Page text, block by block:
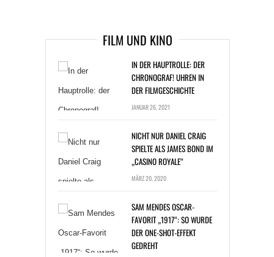
FILM UND KINO
IN DER HAUPTROLLE: DER
CHRONOGRAF! UHREN IN
DER FILMGESCHICHTE
JANUAR 26, 2021
NICHT NUR DANIEL CRAIG
SPIELTE ALS JAMES BOND IM
„CASINO ROYALE“
MÄRZ 20, 2020
SAM MENDES OSCAR-
FAVORIT „1917“: SO WURDE
DER ONE-SHOT-EFFEKT
GEDREHT